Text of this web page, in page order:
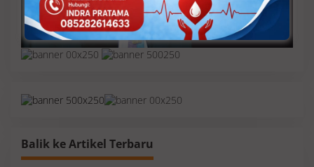
Balik ke Artikel Terbaru